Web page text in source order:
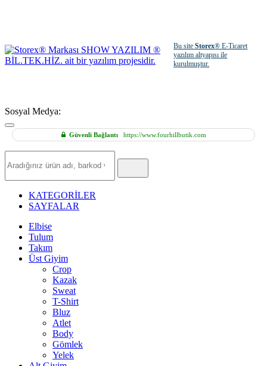
Bu siteStorex® E-Ticaret
yazılım altyapısı ile
kurulmuştur.
Sosyal Medya:
Güvenli Bağlantıhttps://www.fourhillbutik.com
Ürün
KATEGORİLER
SAYFALAR
Elbise
Tulum
Takım
Üst Giyim
Crop
Kazak
Sweat
T-Shirt
Bluz
Atlet
Body
Gömlek
Yelek